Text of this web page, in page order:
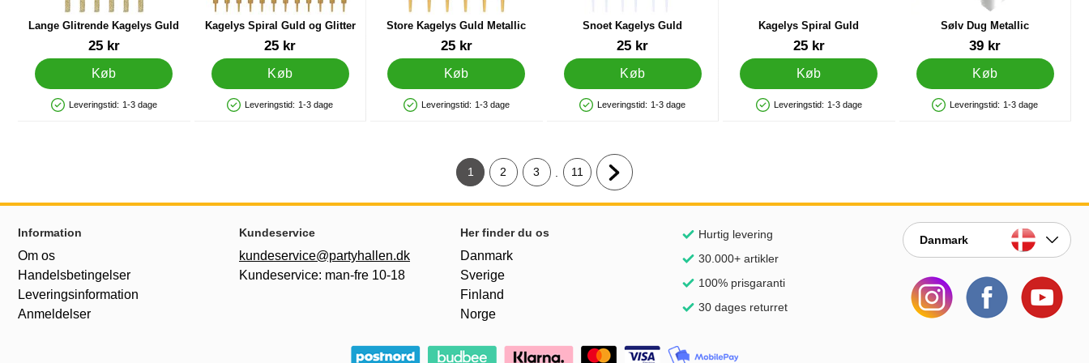
Lange Glitrende Kagelys Guld
25 kr
Køb
Produkttilgængelighed: På lager
Leveringstid: 1-3 dage
Kagelys Spiral Guld og Glitter
25 kr
Køb
Produkttilgængelighed: På lager
Leveringstid: 1-3 dage
Store Kagelys Guld Metallic
25 kr
Køb
Produkttilgængelighed: På lager
Leveringstid: 1-3 dage
Snoet Kagelys Guld
25 kr
Køb
Produkttilgængelighed: På lager
Leveringstid: 1-3 dage
Kagelys Spiral Guld
25 kr
Køb
Produkttilgængelighed: På lager
Leveringstid: 1-3 dage
Sølv Dug Metallic
39 kr
Køb
Produkttilgængelighed: På lager
Leveringstid: 1-3 dage
Nuværende side, Side
1
Gå til side
2
Gå til side
3
Gå til side
11
Næste side
Sidefodsinhold Blandet info og links
Information
Om os
Handelsbetingelser
Leveringsinformation
Anmeldelser
Kundeservice
kundeservice@partyhallen.dk
Kundeservice: man-fre 10-18
Her finder du os
Danmark
Sverige
Finland
Norge
Hurtig levering
30.000+ artikler
100% prisgaranti
30 dages returret
Danmark